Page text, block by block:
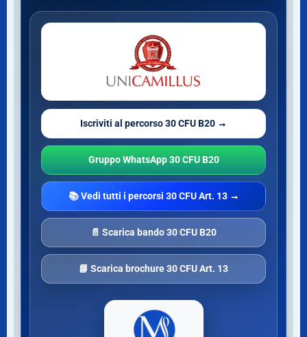
Iscriviti al percorso 30 CFU B20 →
Gruppo WhatsApp 30 CFU B20
📚 Vedi tutti i percorsi 30 CFU Art. 13 →
📄 Scarica bando 30 CFU B20
📘 Scarica brochure 30 CFU Art. 13